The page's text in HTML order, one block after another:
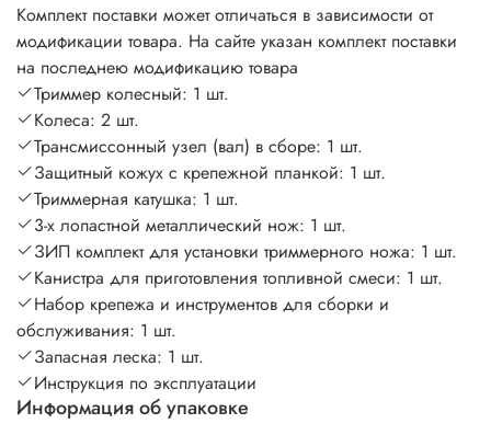
Комплект поставки может отличаться в зависимости от
модификации товара. На сайте указан комплект поставки
на последнею модификацию товара
Триммер колесный: 1 шт.
Колеса: 2 шт.
Трансмиссонный узел (вал) в сборе: 1 шт.
Защитный кожух с крепежной планкой: 1 шт.
Триммерная катушка: 1 шт.
3-х лопастной металлический нож: 1 шт.
ЗИП комплект для установки триммерного ножа: 1 шт.
Канистра для приготовления топливной смеси: 1 шт.
Набор крепежа и инструментов для сборки и
обслуживания: 1 шт.
Запасная леска: 1 шт.
Инструкция по эксплуатации
Информация об упаковке